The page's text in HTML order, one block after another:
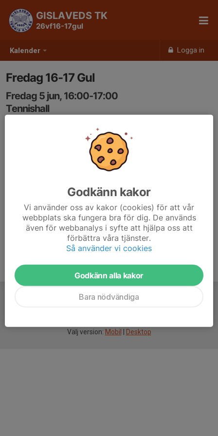
Kalender Logga in
GISLAVEDS TK
26vf16-17gul
Fredag 16-17 Gul
Fredag 5 jun, 16:00-17:00
Tennishall
Välj version: Mobil Desktop
Godkänn kakor
Vi använder oss av kakor (cookies) för att vår
webbplats ska fungera bra för dig. De används
även för webbanalys i syfte att hjälpa oss att
förbättra våra tjänster.
Så använder vi cookies
Godkänn alla kakor
Bara nödvändiga